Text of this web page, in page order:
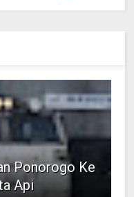
Ponorogo Ke
Api